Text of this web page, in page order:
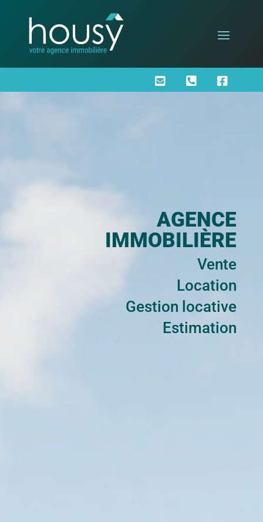
  
AGENCE
IMMOBILIÈRE
Vente
Location
Gestion locative
Estimation